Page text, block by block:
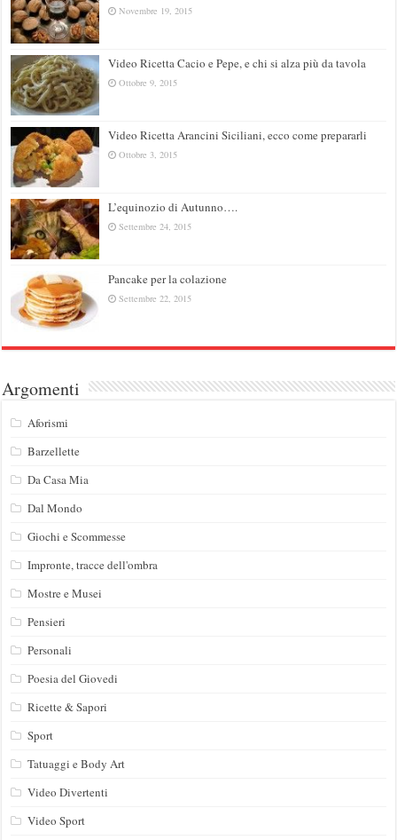
Novembre 19, 2015
Video Ricetta Cacio e Pepe, e chi si alza più da tavola
Ottobre 9, 2015
Video Ricetta Arancini Siciliani, ecco come prepararli
Ottobre 3, 2015
L’equinozio di Autunno….
Settembre 24, 2015
Pancake per la colazione
Settembre 22, 2015
Argomenti
Aforismi
Barzellette
Da Casa Mia
Dal Mondo
Giochi e Scommesse
Impronte, tracce dell'ombra
Mostre e Musei
Pensieri
Personali
Poesia del Giovedi
Ricette & Sapori
Sport
Tatuaggi e Body Art
Video Divertenti
Video Sport